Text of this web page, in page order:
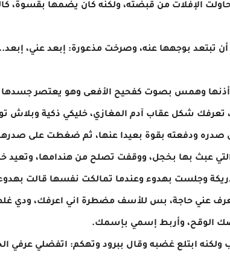
حاولت الإفلات من قبضته، ولكنه كان يضمها بقسوة،
تبتعد بوجهها عنه، وصرخت مذعورة: إبعد عني،
وهمس بصوت كفحيح الأفعى وهو يعتصر جسدها
تعرفك شكل عقاب آدم المغازي، خليكي ذكية وبلاش
ودفعته بقوة بعيدا عنها، ثم ضغطت على صدرها
عبث بها بخجل، ووقفت تصلح من هندامها، وتعيد
وجلست بهدوء وعندما تمالكت نفسها قالت
عني حاجة، بس للأسف مضطرة اني اعرفك، ودي
الوقح، وأربط إسمي بإسمك.
ابتلع غضبه وقال ببرود وتهكم: اتفضلي عرفي